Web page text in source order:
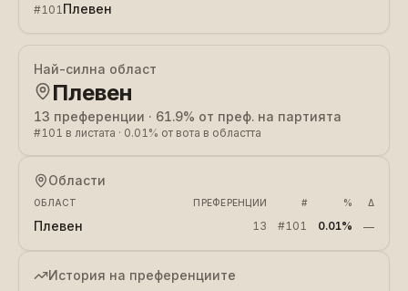
#101Плевен
Най-силна област
Плевен
13 преференции · 61.9% от преф. на партията
#101 в листата · 0.01% от вота в областта
Области
ОБЛАСТ ПРЕФЕРЕНЦИИ # % Δ
Плевен 13 #101 0.01% —
История на преференциите